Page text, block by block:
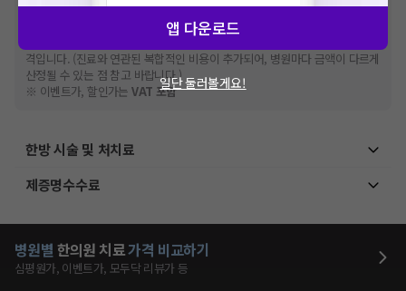
※비급여 항목의 경우,추가비용 등으로 실제 가격과 상이할 수 있으니, 정확
한 가격은 해당 의료기관에 직접 문의해주세요.
건강보험심사평가원
격입니다. (진료와 연관된 복합적인 비용이 추가되어, 병원마다 금액이 다르게
산정될 수 있는 점 참고 바랍니다.)
※ 이벤트가, 할인가는VAT 포함
한방 시술 및 처치료
제증명수수료
병원별 한의원 치료가격 비교하기
심평원가, 이벤트가, 모두닥 리뷰가 등
앱 다운로드
일단 둘러볼게요!